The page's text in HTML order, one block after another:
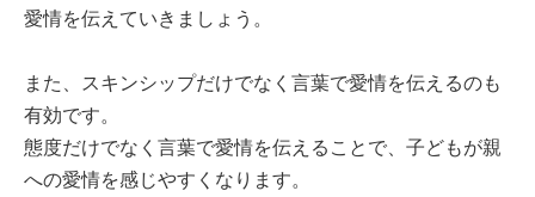
愛情を伝えていきましょう。
また、スキンシップだけでなく言葉で愛情を伝えるのも
有効です。
態度だけでなく言葉で愛情を伝えることで、子どもが親
への愛情を感じやすくなります。